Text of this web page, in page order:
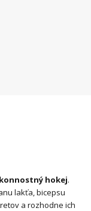
hokej.
lakťa, bicepsu
a rozhodne ich